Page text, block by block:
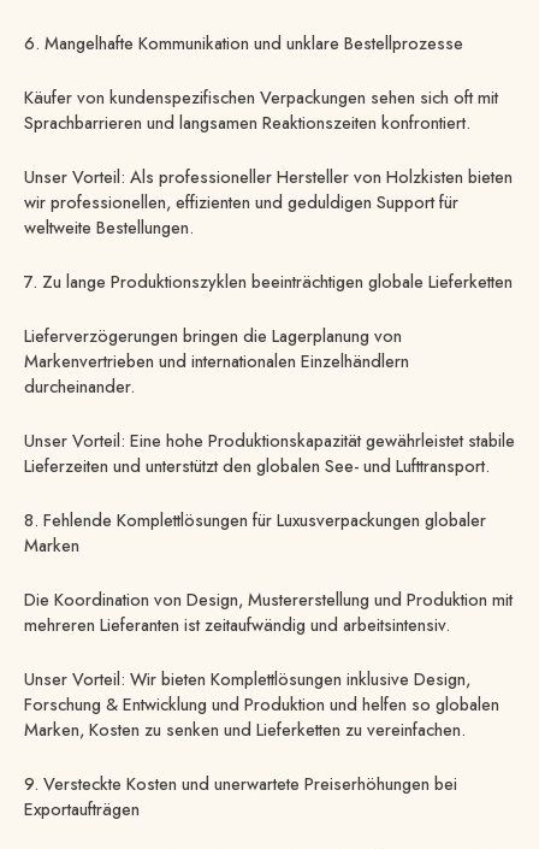
6. Mangelhafte Kommunikation und unklare Bestellprozesse
Käufer von kundenspezifischen Verpackungen sehen sich oft mit
Sprachbarrieren und langsamen Reaktionszeiten konfrontiert.
Unser Vorteil: Als professioneller Hersteller von Holzkisten bieten
wir professionellen, effizienten und geduldigen Support für
weltweite Bestellungen.
7. Zu lange Produktionszyklen beeinträchtigen globale Lieferketten
Lieferverzögerungen bringen die Lagerplanung von
Markenvertrieben und internationalen Einzelhändlern
durcheinander.
Unser Vorteil: Eine hohe Produktionskapazität gewährleistet stabile
Lieferzeiten und unterstützt den globalen See- und Lufttransport.
8. Fehlende Komplettlösungen für Luxusverpackungen globaler
Marken
Die Koordination von Design, Mustererstellung und Produktion mit
mehreren Lieferanten ist zeitaufwändig und arbeitsintensiv.
Unser Vorteil: Wir bieten Komplettlösungen inklusive Design,
Forschung & Entwicklung und Produktion und helfen so globalen
Marken, Kosten zu senken und Lieferketten zu vereinfachen.
9. Versteckte Kosten und unerwartete Preiserhöhungen bei
Exportaufträgen